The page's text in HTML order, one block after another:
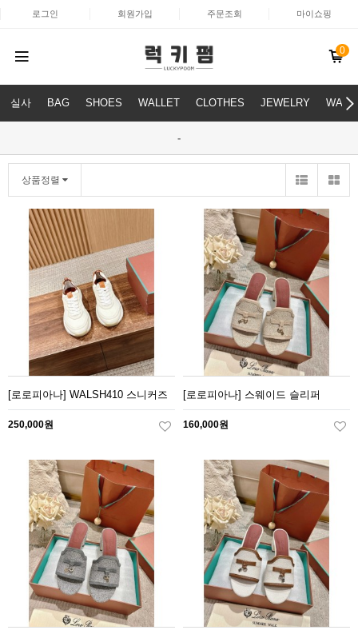
로그인 회원가입 주문조회 마이쇼핑
0
실사 BAG SHOES WALLET CLOTHES JEWELRY
-
상품정렬
[로로피아나] WALSH410 스니커즈
250,000원
[로로피아나] 스웨이드 슬리퍼
160,000원